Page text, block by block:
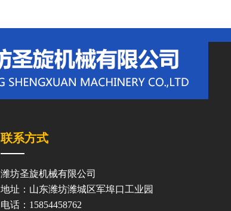
联系方式
潍坊圣旋机械有限公司
地址：山东潍坊潍城区军埠口工业园
电话：15854458762